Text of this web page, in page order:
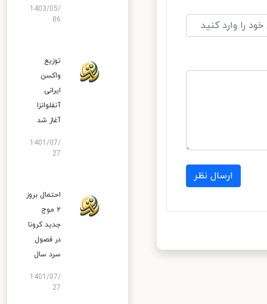
ارسال نظر
1403/05/
06
توزیع
واکسن
ایرانی
آنفلوانزا
آغاز شد
1401/07/
27
احتمال بروز
۲ موج
جدید کرونا
در فصول
سرد سال
1401/07/
27